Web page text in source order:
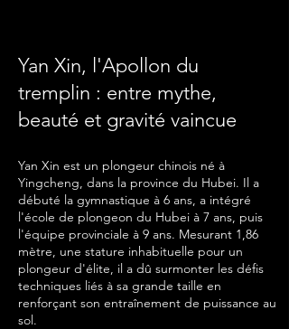
Yan Xin, l'Apollon du
tremplin : entre mythe,
beauté et gravité vaincue
Yan Xin est un plongeur chinois né à
Yingcheng, dans la province du Hubei. Il a
débuté la gymnastique à 6 ans, a intégré
l'école de plongeon du Hubei à 7 ans, puis
l'équipe provinciale à 9 ans. Mesurant 1,86
mètre, une stature inhabituelle pour un
plongeur d'élite, il a dû surmonter les défis
techniques liés à sa grande taille en
renforçant son entraînement de puissance au
sol.